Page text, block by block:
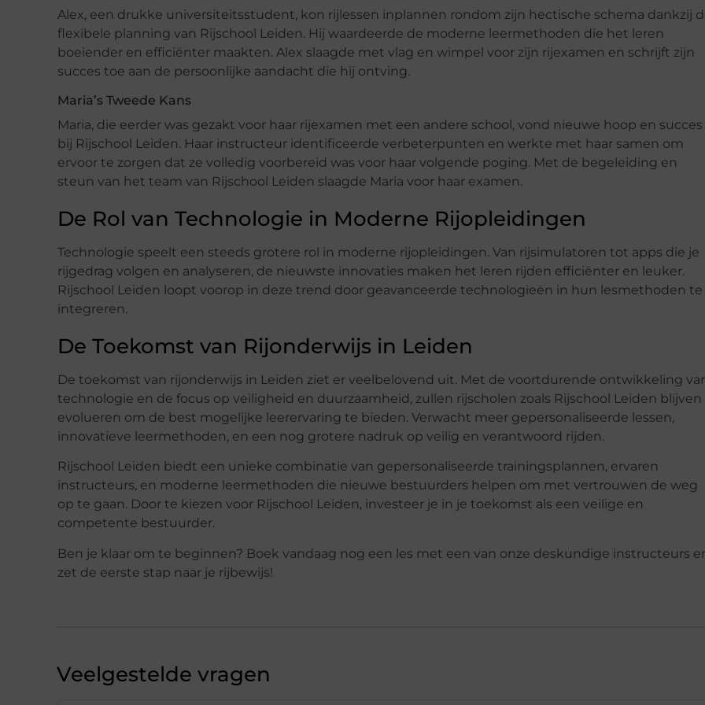
Alex, een drukke universiteitsstudent, kon rijlessen inplannen rondom zijn hectische schema dankzij
flexibele planning van Rijschool Leiden. Hij waardeerde de moderne leermethoden die het leren
boeiender en efficiënter maakten. Alex slaagde met vlag en wimpel voor zijn rijexamen en schrijft zijn
succes toe aan de persoonlijke aandacht die hij ontving.
Maria’s Tweede Kans
Maria, die eerder was gezakt voor haar rijexamen met een andere school, vond nieuwe hoop en succes
bij Rijschool Leiden. Haar instructeur identificeerde verbeterpunten en werkte met haar samen om
ervoor te zorgen dat ze volledig voorbereid was voor haar volgende poging. Met de begeleiding en
steun van het team van Rijschool Leiden slaagde Maria voor haar examen.
De Rol van Technologie in Moderne Rijopleidingen
Technologie speelt een steeds grotere rol in moderne rijopleidingen. Van rijsimulatoren tot apps die je
rijgedrag volgen en analyseren, de nieuwste innovaties maken het leren rijden efficiënter en leuker.
Rijschool Leiden loopt voorop in deze trend door geavanceerde technologieën in hun lesmethoden te
integreren.
De Toekomst van Rijonderwijs in Leiden
De toekomst van rijonderwijs in Leiden ziet er veelbelovend uit. Met de voortdurende ontwikkeling
technologie en de focus op veiligheid en duurzaamheid, zullen rijscholen zoals Rijschool Leiden blijven
evolueren om de best mogelijke leerervaring te bieden. Verwacht meer gepersonaliseerde lessen,
innovatieve leermethoden, en een nog grotere nadruk op veilig en verantwoord rijden.
Rijschool Leiden biedt een unieke combinatie van gepersonaliseerde trainingsplannen, ervaren
instructeurs, en moderne leermethoden die nieuwe bestuurders helpen om met vertrouwen de weg
op te gaan. Door te kiezen voor Rijschool Leiden, investeer je in je toekomst als een veilige en
competente bestuurder.
Ben je klaar om te beginnen? Boek vandaag nog een les met een van onze deskundige instructeurs
zet de eerste stap naar je rijbewijs!
Veelgestelde vragen